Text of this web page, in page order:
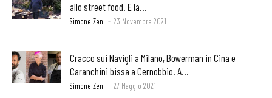
allo street food. E la...
Simone Zeni - 23 Novembre 2021
Cracco sui Navigli a Milano, Bowerman in Cina e
Caranchini bissa a Cernobbio. A...
Simone Zeni - 27 Maggio 2021